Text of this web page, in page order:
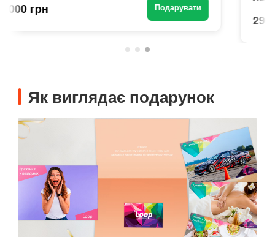
2900 грн
Подарувати
Як виглядає подарунок